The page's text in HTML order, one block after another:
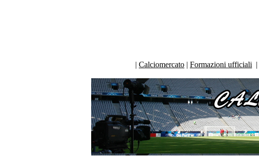
| Calciomercato | Formazioni ufficiali |